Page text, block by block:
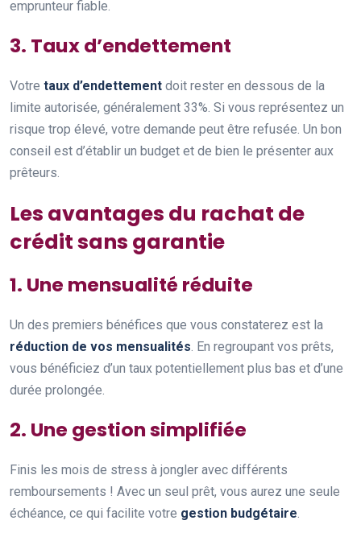
emprunteur fiable.
3. Taux d’endettement
Votre taux d’endettement doit rester en dessous de la
limite autorisée, généralement 33%. Si vous représentez un
risque trop élevé, votre demande peut être refusée. Un bon
conseil est d’établir un budget et de bien le présenter aux
prêteurs.
Les avantages du rachat de
crédit sans garantie
1. Une mensualité réduite
Un des premiers bénéfices que vous constaterez est la
réduction de vos mensualités. En regroupant vos prêts,
vous bénéficiez d’un taux potentiellement plus bas et d’une
durée prolongée.
2. Une gestion simplifiée
Finis les mois de stress à jongler avec différents
remboursements ! Avec un seul prêt, vous aurez une seule
échéance, ce qui facilite votre gestion budgétaire.